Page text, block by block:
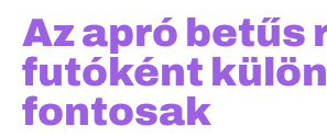
Az apró betűs
futóként
fontosak